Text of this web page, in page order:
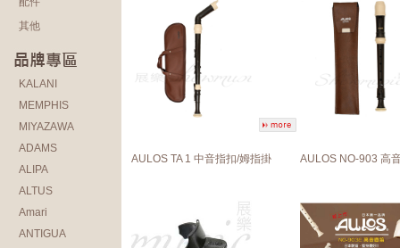
其他
KALANI
MEMPHIS
MIYAZAWA
ADAMS
ALIPA
ALTUS
Amari
ANTIGUA
AULOS TA 1 中音指扣/姆指掛 AULOS NO-903 高